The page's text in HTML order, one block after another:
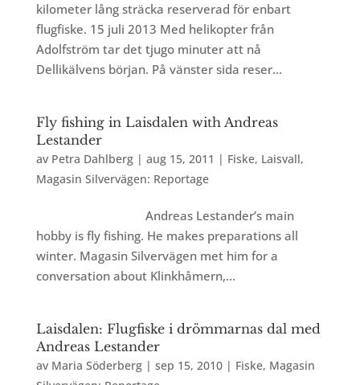
kilometer lång sträcka reserverad för enbart
flugfiske. 15 juli 2013 Med helikopter från
Adolfström tar det tjugo minuter att nå
Dellikälvens början. På vänster sida reser...
Fly fishing in Laisdalen with Andreas
Lestander
av Petra Dahlberg| aug 15, 2011 | Fiske, Laisvall,
Magasin Silvervägen: Reportage
Andreas Lestander’s main
hobby is fly fishing. He makes preparations all
winter. Magasin Silvervägen met him for a
conversation about Klinkhåmern,...
Laisdalen: Flugfiske i drömmarnas dal med
Andreas Lestander
av Maria Söderberg| sep 15, 2010| Fiske, Magasin